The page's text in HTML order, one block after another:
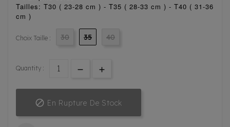
Tailles: T30 ( 23-28 cm ) - T35 ( 28-33 cm ) - T40 ( 31-36
cm )
Choix Taille : 30 35 40
Quantity :
 En Rupture De Stock